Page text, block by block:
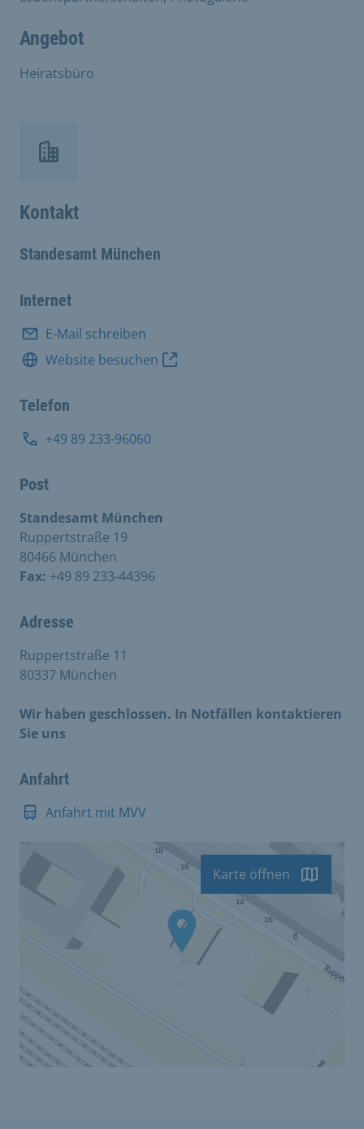
Angebot
Heiratsbüro
Kontakt
Standesamt München
Internet
E-Mail schreiben
Website besuchen
Telefon
+49 89 233-96060
Post
Standesamt München
Ruppertstraße 19
80466 München
Fax: +49 89 233-44396
Adresse
Ruppertstraße 11
80337 München
Wir haben geschlossen. In Notfällen kontaktieren
Sie uns
Anfahrt
Anfahrt mit MVV
Karte öffnen